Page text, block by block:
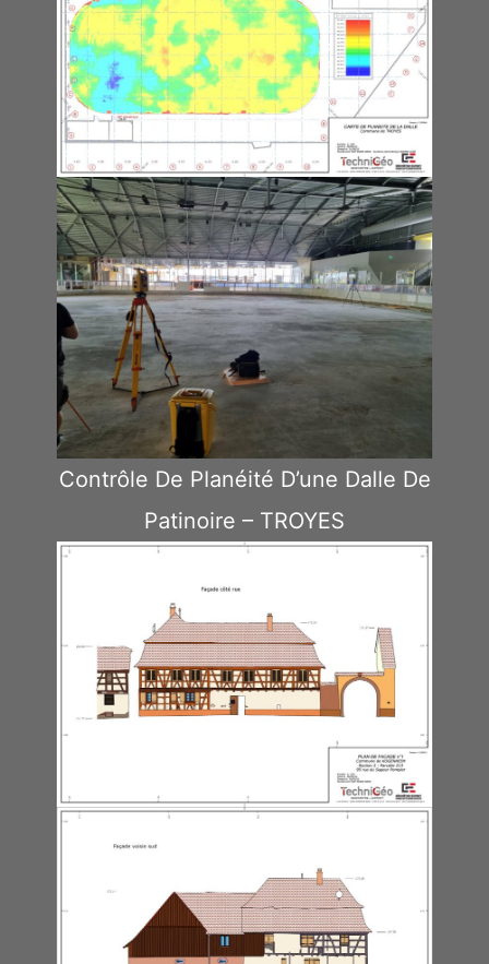
Contrôle De Planéité D’une Dalle De
Patinoire – TROYES